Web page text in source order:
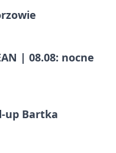
| 08.08: nocne
up Bartka